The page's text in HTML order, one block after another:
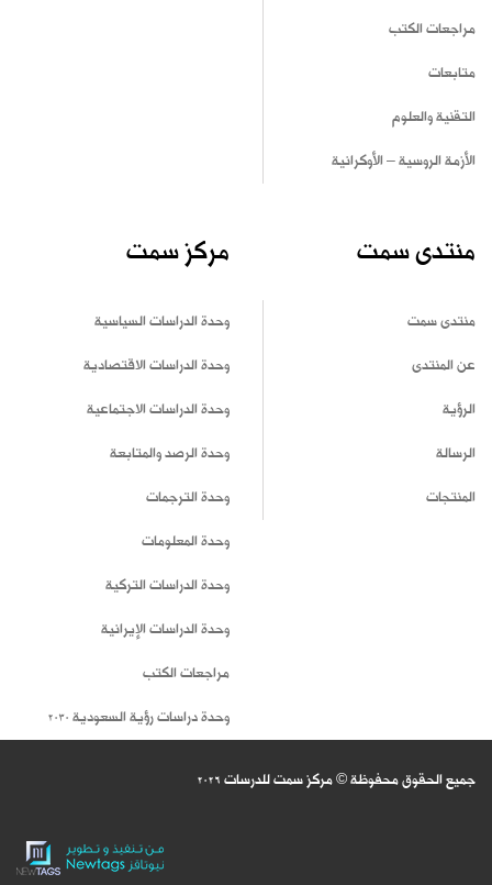
مراجعات الكتب
متابعات
التقنية والعلوم
الأزمة الروسية – الأوكرانية
منتدى سمت
منتدى سمت
عن المنتدى
الرؤية
الرسالة
المنتجات
مركز سمت
وحدة الدراسات السياسية
وحدة الدراسات الاقتصادية
وحدة الدراسات الاجتماعية
وحدة الرصد والمتابعة
وحدة الترجمات
وحدة المعلومات
وحدة الدراسات التركية
وحدة الدراسات الإيرانية
مراجعات الكتب
وحدة دراسات رؤية السعودية 2030
جميع الحقوق محفوظة © مركز سمت للدرسات2026